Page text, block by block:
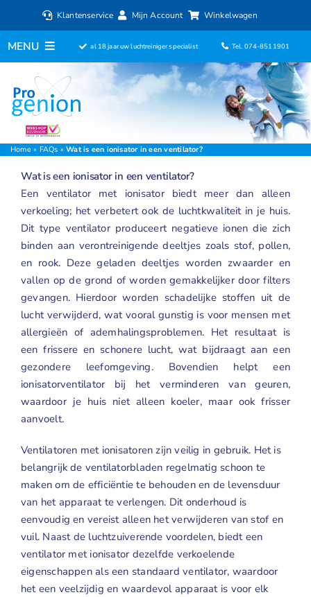
inhoud
Klantenservice Mijn Account Winkelwagen
MENU
Home
Luchtreinigers
Filters
Luchtbevochtigers
Ventilatoren
ionisator
Aromadiffusers
Geuren
Contact
al 18 jaar uw luchtreiniger specialist Tel. 074-8511901
Home» FAQs »Wat is een ionisator in een ventilator?
Wat is een ionisator in een ventilator?
Een ventilator met ionisatorbiedt meer dan alleen
verkoeling; het verbetert ook de luchtkwaliteit in je huis.
Dit type ventilator produceert negatieve ionen die zich
binden aan verontreinigende deeltjes zoals stof, pollen,
en rook. Deze geladen deeltjes worden zwaarder en
vallen op de grond of worden gemakkelijker door filters
gevangen. Hierdoor worden schadelijke stoffen uit de
lucht verwijderd, wat vooral gunstig is voor mensen met
allergieën of ademhalingsproblemen. Het resultaat is
een frissere en schonere lucht, wat bijdraagt aan een
gezondere leefomgeving. Bovendien helpt een
ionisatorventilator bij het verminderen van geuren,
waardoor je huis niet alleen koeler, maar ook frisser
aanvoelt.
Ventilatoren met ionisatoren zijn veilig in gebruik. Het is
belangrijk de ventilatorbladen regelmatig schoon te
maken om de efficiëntie te behouden en de levensduur
van het apparaat te verlengen. Dit onderhoud is
eenvoudig en vereist alleen het verwijderen van stof en
vuil. Naast de luchtzuiverende voordelen, biedt een
ventilator met ionisator dezelfde verkoelende
eigenschappen als een standaard ventilator, waardoor
het een veelzijdig en waardevol apparaat is voor elk